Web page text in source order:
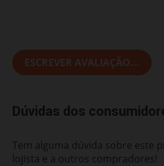
ESCREVER AVALIAÇÃO...
Dúvidas dos
Tem alguma dúvida sobre este
lojista e a outros compradores!